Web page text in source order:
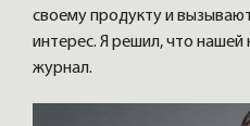
своему продукту и
интерес. Я решил, что
журнал.